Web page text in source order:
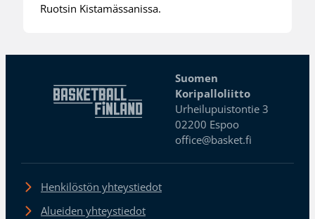
Ruotsin Kistamässanissa.
Suomen
Koripalloliitto
Urheilupuistontie 3
02200 Espoo
office@basket.fi
Henkilöstön yhteystiedot
Alueiden yhteystiedot